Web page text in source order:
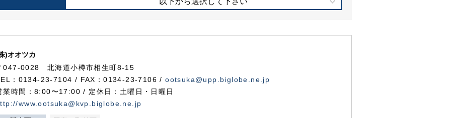
)オオツカ
047-0028 北海道小樽市相生町8-15
：0134-23-7104 / FAX：0134-23-7106 /ootsuka@upp.biglobe.ne.jp
業時間：8:00〜17:00 / 定休日：土曜日・日曜日
www.ootsuka@kvp.biglobe.ne.jp